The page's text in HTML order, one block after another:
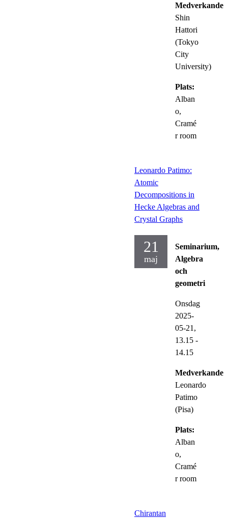
Medverkande:
Shin
Hattori
(Tokyo
City
University)
Plats:
Alban
o,
Cramé
r room
Leonardo Patimo:
Atomic
Decompositions in
Hecke Algebras and
Crystal Graphs
21
maj
Seminarium,
Algebra
och
geometri
Onsdag
2025-
05-21,
13.15 -
14.15
Medverkande:
Leonardo
Patimo
(Pisa)
Plats:
Alban
o,
Cramé
r room
Chirantan